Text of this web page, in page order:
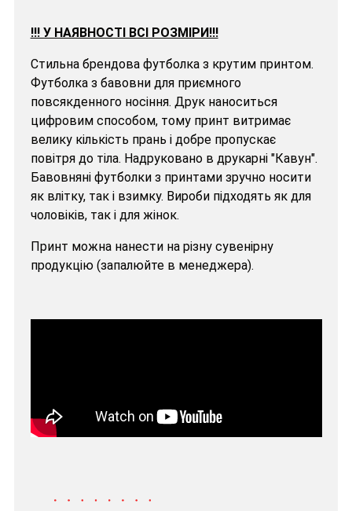
!!! У НАЯВНОСТІ ВСІ РОЗМІРИ!!!
Стильна брендова футболка з крутим принтом.
Футболка з бавовни для приємного
повсякденного носіння. Друк наноситься
цифровим способом, тому принт витримає
велику кількість прань і добре пропускає
повітря до тіла. Надруковано в друкарні "Кавун".
Бавовняні футболки з принтами зручно носити
як влітку, так і взимку. Вироби підходять як для
чоловіків, так і для жінок.
Принт можна нанести на різну сувенірну
продукцію (запалюйте в менеджера).